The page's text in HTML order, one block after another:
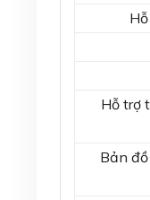
Hỗ trợ
Bản đồ